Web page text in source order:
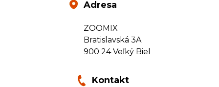
Adresa
ZOOMIX
Bratislavská 3A
900 24 Veľký Biel
Kontakt